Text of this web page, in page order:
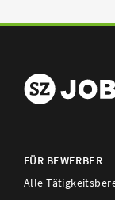
FÜR BEWERBER
Alle